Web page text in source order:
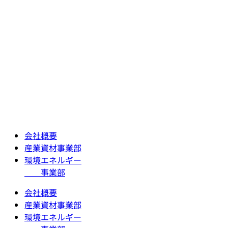
会社概要
産業資材事業部
環境エネルギー
事業部
会社概要
産業資材事業部
環境エネルギー